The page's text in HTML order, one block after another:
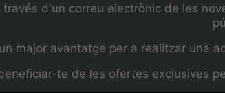
d'un correu electrònic de les
major avantatge per a realitzar una
te de les ofertes exclusives